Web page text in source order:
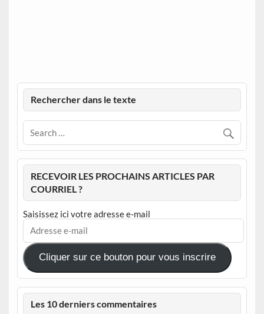
Rechercher dans le texte
RECEVOIR LES PROCHAINS ARTICLES PAR
COURRIEL ?
Saisissez ici votre adresse e-mail
Adresse
mail
Cliquer sur ce bouton pour vous inscrire
Les 10 derniers commentaires